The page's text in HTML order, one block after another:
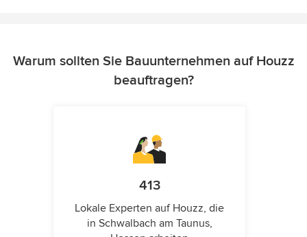
Warum sollten Sie Bauunternehmen auf Houzz
beauftragen?
413
Lokale Experten auf Houzz, die
in Schwalbach am Taunus,